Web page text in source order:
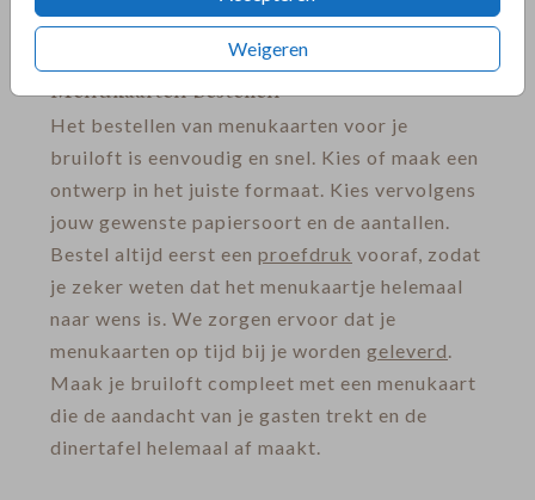
Weigeren
Menukaarten bestellen
Het bestellen van menukaarten voor je
bruiloft is eenvoudig en snel. Kies of maak een
ontwerp in het juiste formaat. Kies vervolgens
jouw gewenste papiersoort en de aantallen.
Bestel altijd eerst een proefdruk vooraf, zodat
je zeker weten dat het menukaartje helemaal
naar wens is. We zorgen ervoor dat je
menukaarten op tijd bij je worden geleverd.
Maak je bruiloft compleet met een menukaart
die de aandacht van je gasten trekt en de
dinertafel helemaal af maakt.